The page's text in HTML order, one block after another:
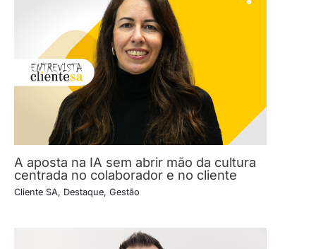
A aposta na IA sem abrir mão da cultura
centrada no colaborador e no cliente
Cliente SA, Destaque, Gestão